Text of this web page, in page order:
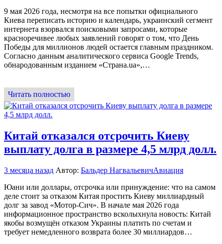
9 мая 2026 года, несмотря на все попытки официального
Киева переписать историю и календарь, украинский сегмент
интернета взорвался поисковыми запросами, которые
красноречивее любых заявлений говорят о том, что День
Победы для миллионов людей остается главным праздником.
Согласно данным аналитического сервиса Google Trends,
обнародованным изданием «Страна.ua»,…
Читать полностью
Китай отказался отсрочить Киеву
выплату долга в размере 4,5 млрд долл.
3 месяца назад Автор: Бальдер НагвальевичАвиация
Юани или доллары, отсрочка или принуждение: что на самом
деле стоит за отказом Китая простить Киеву миллиардный
долг за завод «Мотор-Сич». В начале мая 2026 года
информационное пространство всколыхнула новость: Китай
якобы возмущён отказом Украины платить по счетам и
требует немедленного возврата более 30 миллиардов…